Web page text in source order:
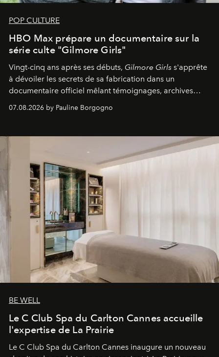
POP CULTURE
HBO Max prépare un documentaire sur la
série culte "Gilmore Girls"
Vingt-cinq ans après ses débuts, Gilmore Girls s'apprête
à dévoiler les secrets de sa fabrication dans un
documentaire officiel mêlant témoignages, archives
inédites et plongée dans les coulisses d'un phénomène
générationnel.
07.08.2026 by Pauline Borgogno
BE WELL
Le C Club Spa du Carlton Cannes accueille
l'expertise de La Prairie
Le C Club Spa du Carlton Cannes inaugure un nouveau